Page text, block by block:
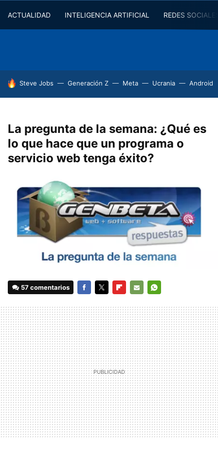
ACTUALIDAD INTELIGENCIA ARTIFICIAL REDES
HOY SE HABLA DE
Steve Jobs Generación Z Meta Ucrania Android
La pregunta de la semana: ¿Qué es
lo que hace que un programa o
servicio web tenga éxito?
57 comentarios
MAIL